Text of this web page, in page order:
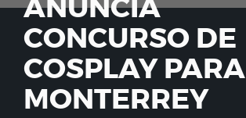
ANUNCIA
CONCURSO DE
COSPLAY PARA
MONTERREY